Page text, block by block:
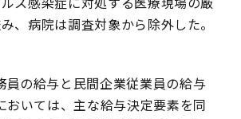
、病院は調査対象から除外した。
員の給与と民間企業従業員の給与
おいては、主な給与決定要素を同